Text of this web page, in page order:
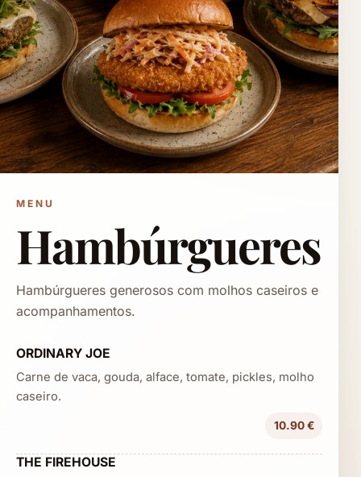
MENU
Hambúrgueres
Hambúrgueres generosos com molhos caseiros e
acompanhamentos.
ORDINARY JOE
Carne de vaca, gouda, alface, tomate, pickles, molho
caseiro.
10.90 €
THE FIREHOUSE